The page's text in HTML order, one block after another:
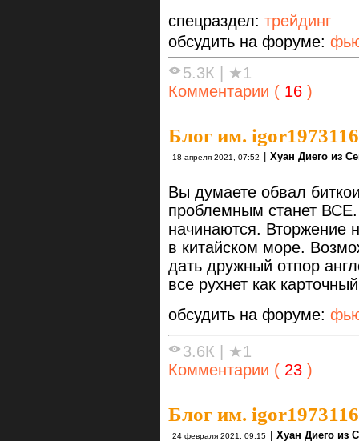
спецраздел: трейдинг
обсудить на форуме:
5.3К
★1
Комментарии ( 16 )
Блог им. igor1973116
18 апреля 2021, 07:52 Хуан Диего из
Вы думаете обвал
проблемным станет ВСЕ.
начинаются. Вторжение
в китайском море.
дать дружный отпор
все рухнет как
обсудить на форуме:
3.6К | ★1
Комментарии ( 23 )
Блог им. igor1973116
24 февраля 2021, 09:15 | Хуан Диего из